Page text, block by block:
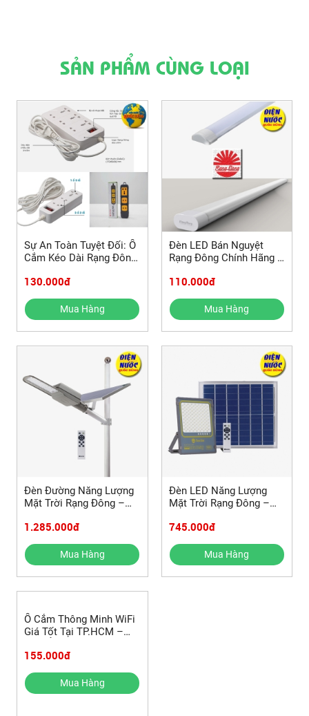
SẢN PHẨM CÙNG LOẠI
Sự An Toàn Tuyệt Đối: Ổ
Cắm Kéo Dài Rạng Đông
Điện Nước Quốc Dũng
130.000đ
Mua Hàng
Đèn LED Bán Nguyệt
Rạng Đông Chính Hãng –
Hạn
110.000đ
Mua Hàng
Đèn Đường Năng Lượng
Mặt Trời Rạng Đông –
Năng
1.285.000đ
Mua Hàng
Đèn LED Năng Lượng
Mặt Trời Rạng Đông –
Tự Động
745.000đ
Mua Hàng
Ổ Cắm Thông Minh WiFi
Giá Tốt Tại TP.HCM –
Dũng Bình Tân
155.000đ
Mua Hàng